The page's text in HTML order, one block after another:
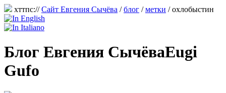
хттпс://Сайт Евгения Сычёва /блог /метки / охлобыстин
Блог Евгения СычёваEugi
Gufo